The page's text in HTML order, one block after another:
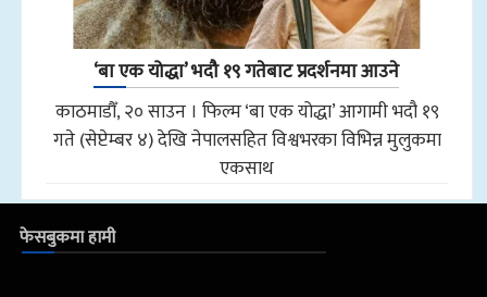
‘बा एक योद्धा’ भदौ १९ गतेबाट प्रदर्शनमा आउने
काठमाडौँ, २० साउन । फिल्म ‘बा एक योद्धा’ आगामी भदौ १९
गते (सेप्टेम्बर ४) देखि नेपालसहित विश्वभरका विभिन्न मुलुकमा
एकसाथ
फेसबुकमा हामी